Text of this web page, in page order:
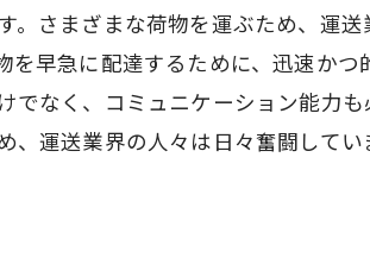
。さまざまな荷物を運ぶため、運
を早急に配達するために、迅速か
でなく、コミュニケーション能力
運送業界の人々は日々奮闘してい